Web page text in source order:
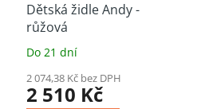
Dětská židle Andy -
růžová
Do 21 dní
2 074,38 Kč bez DPH
2 510 Kč